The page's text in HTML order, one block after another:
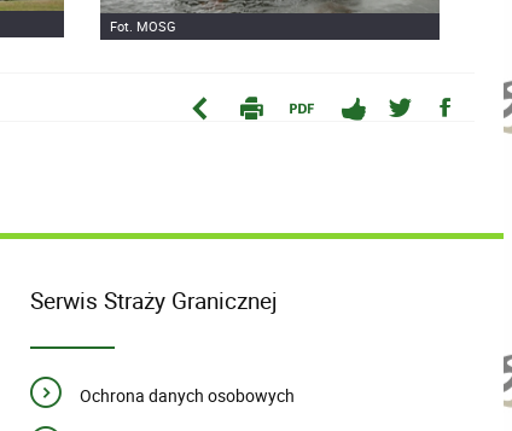
Fot. MOSG
Serwis Straży Granicznej
Ochrona danych osobowych